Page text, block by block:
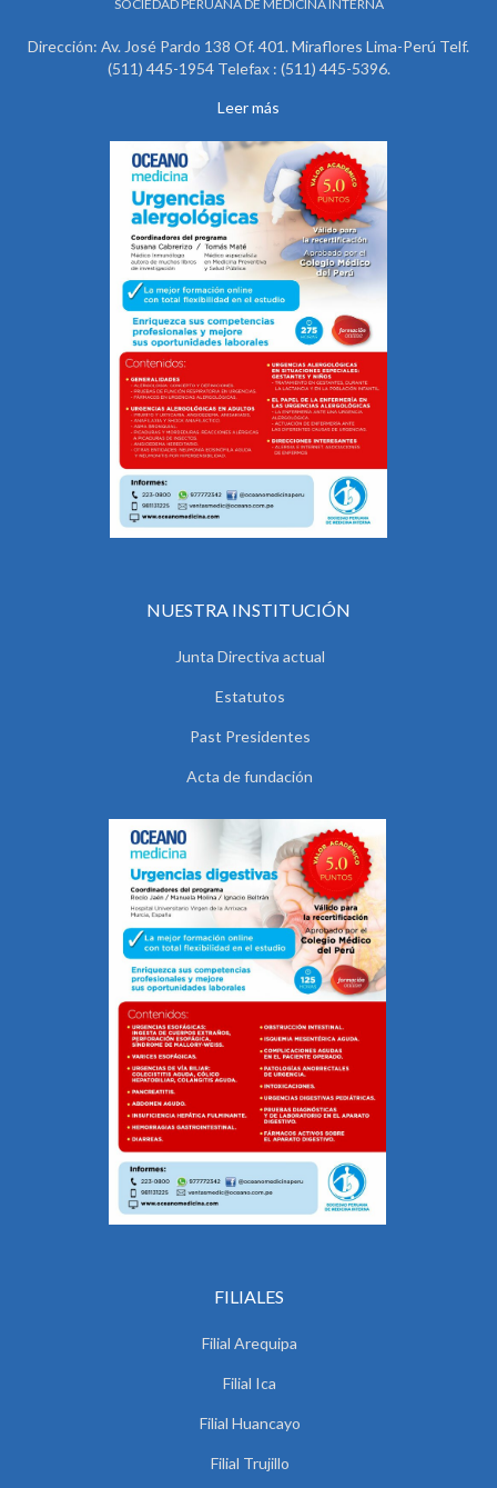
SOCIEDAD PERUANA DE MEDICINA INTERNA
Dirección: Av. José Pardo 138 Of. 401. Miraflores Lima-Perú Telf.
(511) 445-1954 Telefax : (511) 445-5396.
Leer más
NUESTRA INSTITUCIÓN
Junta Directiva actual
Estatutos
Past Presidentes
Acta de fundación
FILIALES
Filial Arequipa
Filial Ica
Filial Huancayo
Filial Trujillo